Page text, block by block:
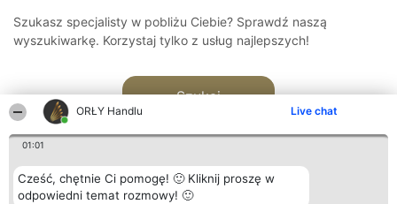
ORŁY Handlu Live chat
01:01
Cześć, chętnie Ci pomogę! 🙂 Kliknij proszę w
odpowiedni temat rozmowy! 🙂
Szukasz specjalisty w pobliżu Ciebie? Sprawdź naszą
wyszukiwarkę. Korzystaj tylko z usług najlepszych!
Szukaj